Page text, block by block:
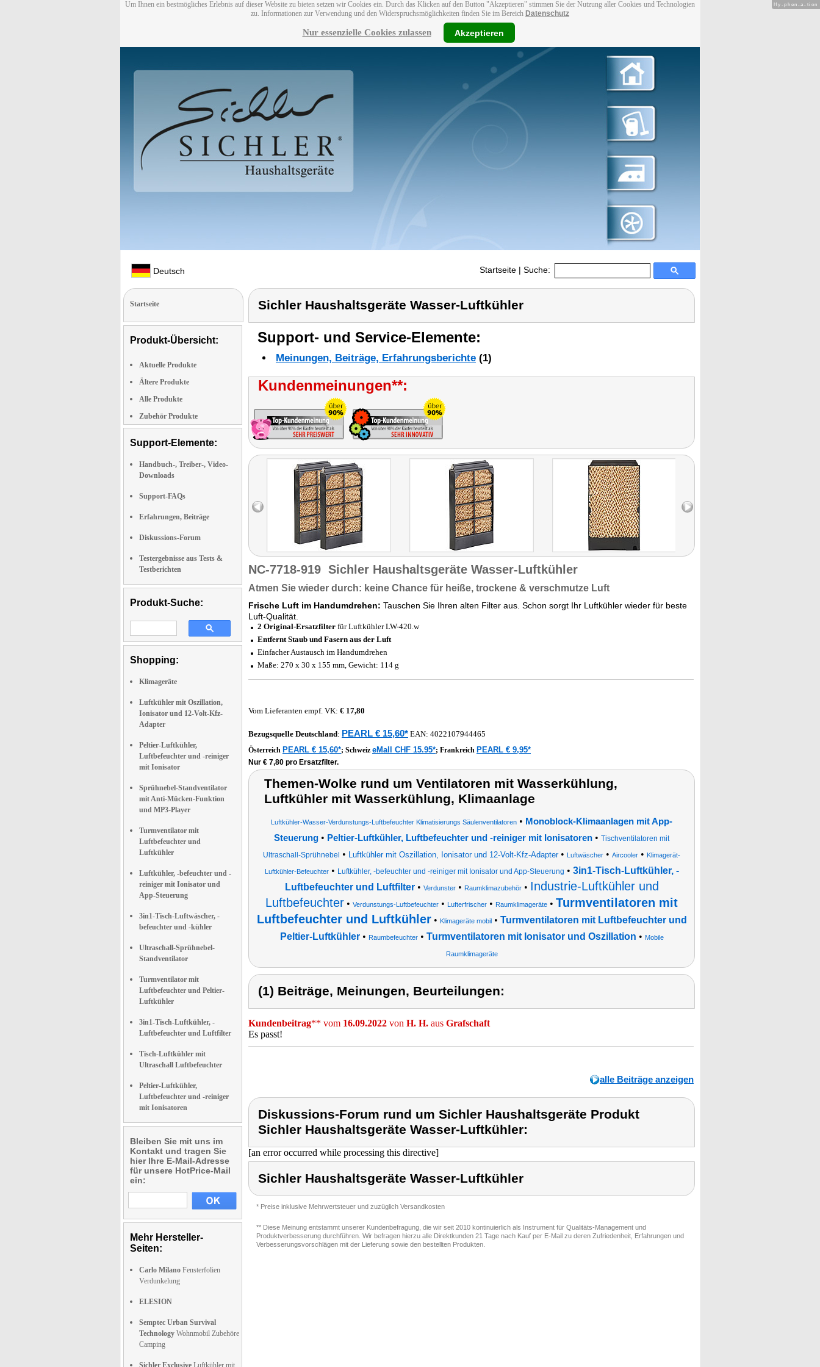
Um Ihnen ein bestmögliches Erlebnis auf dieser Website zu bieten setzen wir Cookies ein. Durch das Klicken auf den Button "Akzeptieren" stimmen Sie der Nutzung aller Cookies und Technologien
zu. Informationen zur Verwendung und den Widerspruchsmöglichkeiten finden Sie im Bereich Datenschutz
Nur essenzielle Cookies zulassen Akzeptieren
Deutsch Startseite | Suche:
Startseite
Produkt-Übersicht:
Aktuelle Produkte
Ältere Produkte
Alle Produkte
Zubehör Produkte
Support-Elemente:
Handbuch-, Treiber-, Video-
Downloads
Support-FAQs
Erfahrungen, Beiträge
Diskussions-Forum
Testergebnisse aus Tests &
Testberichten
Produkt-Suche:
Shopping:
Klimageräte
Luftkühler mit Oszillation,
Ionisator und 12-Volt-Kfz-
Adapter
Peltier-Luftkühler,
Luftbefeuchter und -reiniger
mit Ionisator
Sprühnebel-Standventilator
mit Anti-Mücken-Funktion
und MP3-Player
Turmventilator mit
Luftbefeuchter und
Luftkühler
Luftkühler, -befeuchter und -
reiniger mit Ionisator und
App-Steuerung
3in1-Tisch-Luftwäscher, -
befeuchter und -kühler
Ultraschall-Sprühnebel-
Standventilator
Turmventilator mit
Luftbefeuchter und Peltier-
Luftkühler
3in1-Tisch-Luftkühler, -
Luftbefeuchter und Luftfilter
Tisch-Luftkühler mit
Ultraschall Luftbefeuchter
Peltier-Luftkühler,
Luftbefeuchter und -reiniger
mit Ionisatoren
Bleiben Sie mit uns im
Kontakt und tragen Sie
hier Ihre E-Mail-Adresse
für unsere HotPrice-Mail
ein:
Mehr Hersteller-
Seiten:
Carlo Milano Fensterfolien
Verdunkelung
ELESION
Semptec Urban Survival
Technology Wohnmobil Zubehöre
Camping
Sichler Exclusive Luftkühler mit
Sichler Haushaltsgeräte Wasser-Luftkühler
Support- und Service-Elemente:
Meinungen, Beiträge, Erfahrungsberichte (1)
Kundenmeinungen**:
NC-7718-919 Sichler Haushaltsgeräte Wasser-Luftkühler
Atmen Sie wieder durch: keine Chance für heiße, trockene & verschmutze Luft
Frische Luft im Handumdrehen: Tauschen Sie Ihren alten Filter aus. Schon sorgt Ihr Luftkühler wieder für beste
Luft-Qualität.
2 Original-Ersatzfilter für Luftkühler LW-420.w
Entfernt Staub und Fasern aus der Luft
Einfacher Austausch im Handumdrehen
Maße: 270 x 30 x 155 mm, Gewicht: 114 g
Vom Lieferanten empf. VK: € 17,80
Bezugsquelle Deutschland: PEARL € 15,60* EAN: 4022107944465
Österreich PEARL € 15,60*; Schweiz eMall CHF 15.95*; Frankreich PEARL € 9,95*
Nur € 7,80 pro Ersatzfilter.
Themen-Wolke rund um Ventilatoren mit Wasserkühlung,
Luftkühler mit Wasserkühlung, Klimaanlage
Luftkühler-Wasser-Verdunstungs-Luftbefeuchter Klimatisierungs Säulenventilatoren • Monoblock-Klimaanlagen mit App-
Steuerung • Peltier-Luftkühler, Luftbefeuchter und -reiniger mit Ionisatoren • Tischventilatoren mit
Ultraschall-Sprühnebel
• Luftkühler mit Oszillation, Ionisator und 12-Volt-Kfz-Adapter• Luftwäscher • Aircooler • Klimagerät-
Luftkühler-Befeuchter• Luftkühler, -befeuchter und -reiniger mit Ionisator und App-Steuerung • 3in1-Tisch-Luftkühler, -
Luftbefeuchter und Luftfilter• Verdunster• Raumklimazubehör• Industrie-Luftkühler und
Luftbefeuchter • Verdunstungs-Luftbefeuchter • Lufterfrischer • Raumklimageräte • Turmventilatoren mit
Luftbefeuchter und Luftkühler• Klimageräte mobil• Turmventilatoren mit Luftbefeuchter und
Peltier-Luftkühler• Raumbefeuchter• Turmventilatoren mit Ionisator und Oszillation • Mobile
Raumklimageräte
(1) Beiträge, Meinungen, Beurteilungen:
Kundenbeitrag** vom 16.09.2022 von H. H. aus Grafschaft
Es passt!
alle Beiträge anzeigen
Diskussions-Forum rund um Sichler Haushaltsgeräte Produkt
Sichler Haushaltsgeräte Wasser-Luftkühler:
[an error occurred while processing this directive]
Sichler Haushaltsgeräte Wasser-Luftkühler
* Preise inklusive Mehrwertsteuer und zuzüglich Versandkosten
** Diese Meinung entstammt unserer Kundenbefragung, die wir seit 2010 kontinuierlich als Instrument für Qualitäts-Management und
Produktverbesserung durchführen. Wir befragen hierzu alle Direktkunden 21 Tage nach Kauf per E-Mail zu deren Zufriedenheit, Erfahrungen und
Verbesserungsvorschlägen mit der Lieferung sowie den bestellten Produkten.
Hy-phen-a-tion